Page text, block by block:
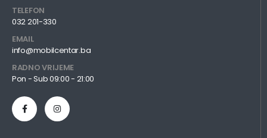
TELEFON
032 201-330
EMAIL
info@mobilcentar.ba
RADNO VRIJEME
Pon - Sub 09:00 - 21:00